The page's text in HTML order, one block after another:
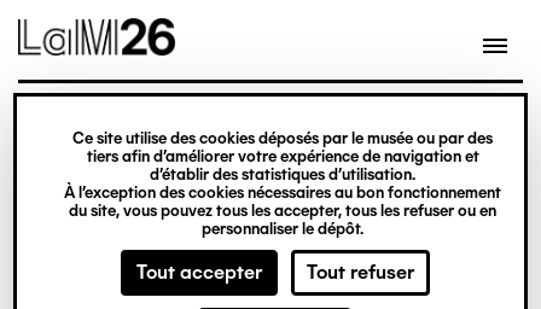
Gestion des cookies
Ce site utilise des cookies déposés par le musée ou par des
tiers afin d’améliorer votre expérience de navigation et
d’établir des statistiques d’utilisation.
À l’exception des cookies nécessaires au bon fonctionnement
du site, vous pouvez tous les accepter, tous les refuser ou en
personnaliser le dépôt.
Tout accepter Tout refuser
contenu